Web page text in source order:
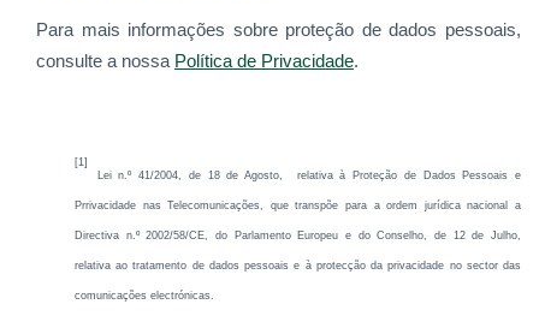
Para mais informações sobre proteção de dados pessoais,
consulte a nossa Política de Privacidade.
[1]
Lei n.º 41/2004, de 18 de Agosto, relativa à Proteção de Dados Pessoais e
Prrivacidade nas Telecomunicações, que transpõe para a ordem jurídica nacional a
Directiva n.º 2002/58/CE, do Parlamento Europeu e do Conselho, de 12 de Julho,
relativa ao tratamento de dados pessoais e à protecção da privacidade no sector das
comunicações electrónicas.